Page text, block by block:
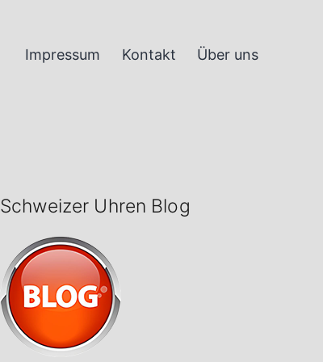
Impressum Kontakt Über uns
Schweizer Uhren Blog